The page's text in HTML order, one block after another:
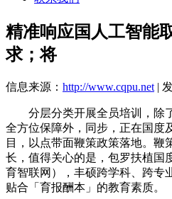
精准响应国人工智能
求；将
信息来源： http://www.cqpu.net |
分层分类开展全员培训，除了
全方位保障外，同步，正在国度
目，以点带面鞭策政策落地。鞭
长，值得关心的是，包罗扶植国
育智联网），丰硕跨学科、跨专
贴合「育报酬本」的教育素质。